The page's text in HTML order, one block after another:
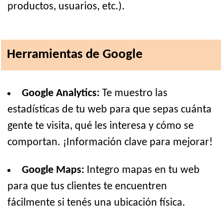
productos, usuarios, etc.).
Herramientas de Google
Google Analytics: Te muestro las
estadísticas de tu web para que sepas cuánta
gente te visita, qué les interesa y cómo se
comportan. ¡Información clave para mejorar!
Google Maps: Integro mapas en tu web
para que tus clientes te encuentren
fácilmente si tenés una ubicación física.